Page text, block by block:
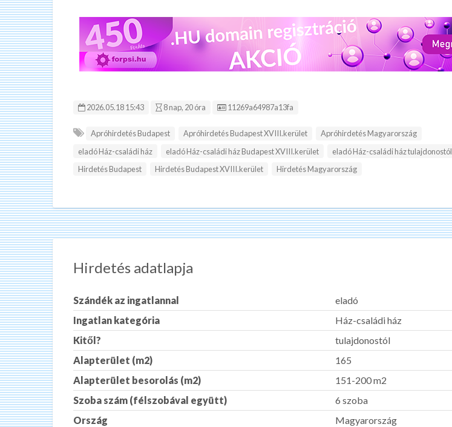
2026.05.18 15:43 8 nap, 20 óra Hirdetés ID:
11269a64987a13fa
Apróhirdetés Budapest Apróhirdetés Budapest XVIII.kerület
Apróhirdetés Magyarország
eladó Ház-családi ház
eladó Ház-családi ház Budapest XVIII.kerület
eladó Ház-családi ház tulajdonostól
Hirdetés Budapest
Hirdetés Budapest XVIII.kerület Hirdetés Magyarország
Hirdetés adatlapja
Szándék az ingatlannal
eladó
Ingatlan kategória
Ház-családi ház
Kitől?
tulajdonostól
Alapterület (m2)
165
Alapterület besorolás (m2)
151-200 m2
Szoba szám (félszobával együtt)
6 szoba
Ország
Magyarország